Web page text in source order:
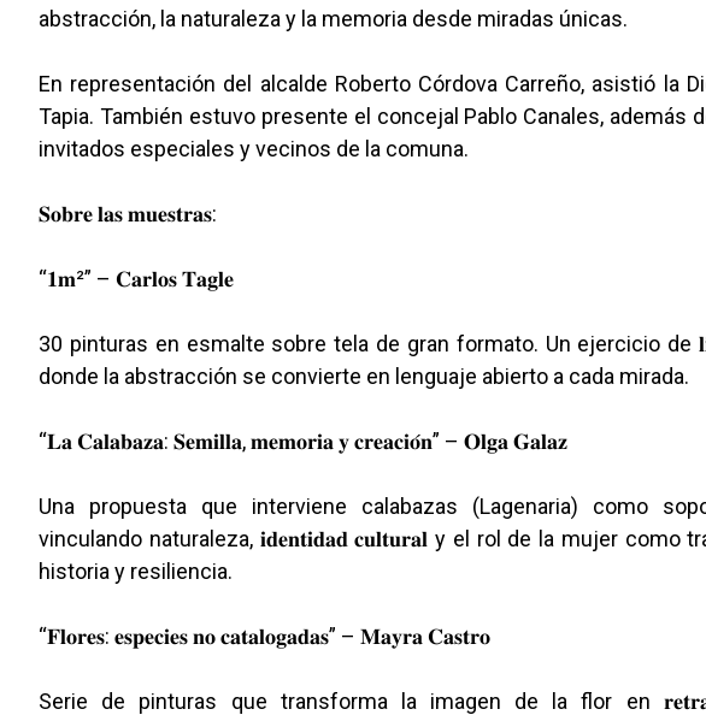
abstracción, la naturaleza y la memoria desde miradas únicas.
En representación del alcalde Roberto Córdova Carreño, asistió la
Tapia. También estuvo presente el concejal Pablo Canales, además
invitados especiales y vecinos de la comuna.
𝐒𝐨𝐛𝐫𝐞 𝐥𝐚𝐬 𝐦𝐮𝐞𝐬𝐭𝐫𝐚𝐬:
“𝟏𝐦²” – 𝐂𝐚𝐫𝐥𝐨𝐬 𝐓𝐚𝐠𝐥𝐞
30 pinturas en esmalte sobre tela de gran formato. Un ejercicio de
donde la abstracción se convierte en lenguaje abierto a cada mirada.
“𝐋𝐚 𝐂𝐚𝐥𝐚𝐛𝐚𝐳𝐚: 𝐒𝐞𝐦𝐢𝐥𝐥𝐚, 𝐦𝐞𝐦𝐨𝐫𝐢𝐚 𝐲 𝐜𝐫𝐞𝐚𝐜𝐢𝐨́𝐧” – 𝐎𝐥𝐠𝐚 𝐆𝐚𝐥𝐚𝐳
Una propuesta que interviene calabazas (Lagenaria) como
vinculando naturaleza, 𝐢𝐝𝐞𝐧𝐭𝐢𝐝𝐚𝐝 𝐜𝐮𝐥𝐭𝐮𝐫𝐚𝐥 y el rol de la mujer como
historia y resiliencia.
“𝐅𝐥𝐨𝐫𝐞𝐬: 𝐞𝐬𝐩𝐞𝐜𝐢𝐞𝐬 𝐧𝐨 𝐜𝐚𝐭𝐚𝐥𝐨𝐠𝐚𝐝𝐚𝐬” – 𝐌𝐚𝐲𝐫𝐚 𝐂𝐚𝐬𝐭𝐫𝐨
Serie de pinturas que transforma la imagen de la flor en